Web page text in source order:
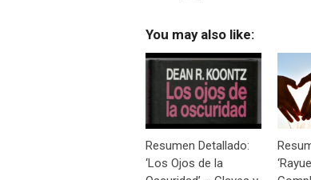
You may also like:
Resumen Detallado:
‘Los Ojos de la